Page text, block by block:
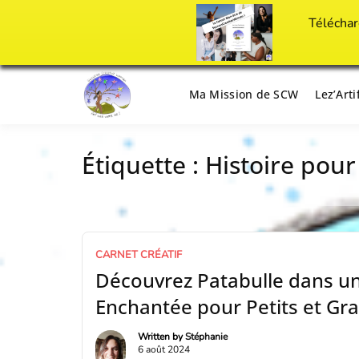
Passer
Success
Il est temps d'ART'ivez votre vie !
Ma Mission de SCW
Étiquette : Histoire
CARNET CRÉATIF
Découvrez Patabulle dans
Enchantée pour Petits et
Written byStéphanie
6 août 2024